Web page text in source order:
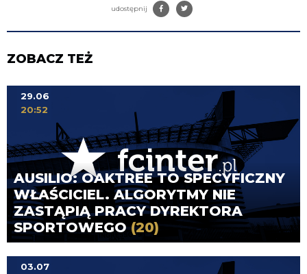
udostępnij
ZOBACZ TEŻ
AUSILIO: OAKTREE TO SPECYFICZNY
WŁAŚCICIEL. ALGORYTMY NIE
ZASTĄPIĄ PRACY DYREKTORA
SPORTOWEGO(20)
29.06
20:52
03.07